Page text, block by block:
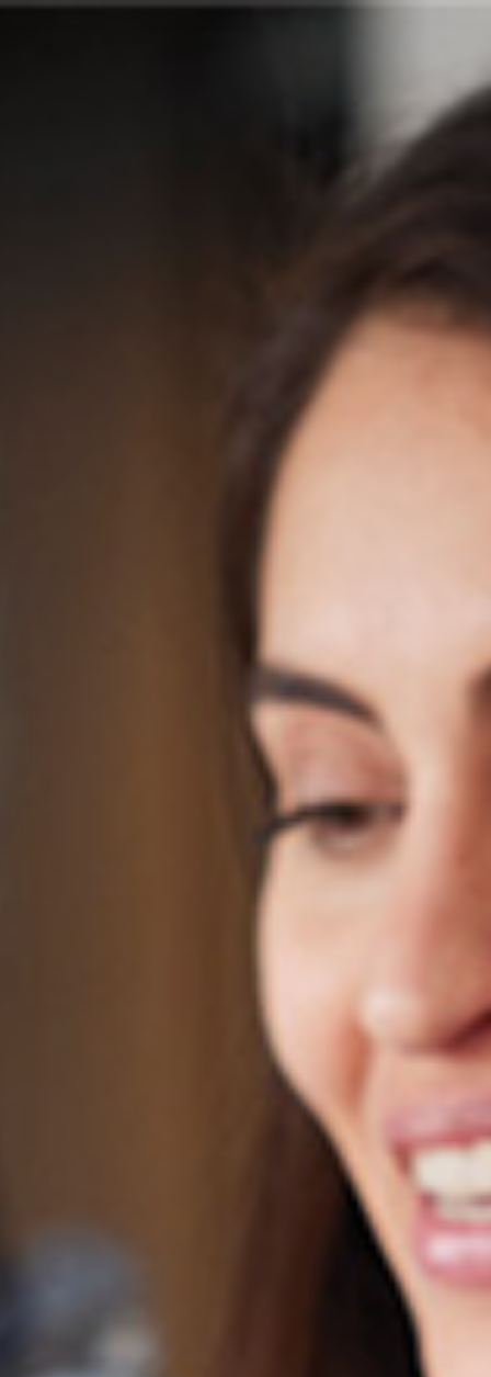
Nu är kilogrammet
produktion ställs allt högre krav på mätnoggrannhet. Nu
har måttstorheten kilogram kvalitetssäkrats för all
framtid. Allmänna konferensen för mått och vikt i Paris
har antagit en ny definition som grundar sig på en så
kallad naturkonstant istället för en fysisk normal.
18 november 2018